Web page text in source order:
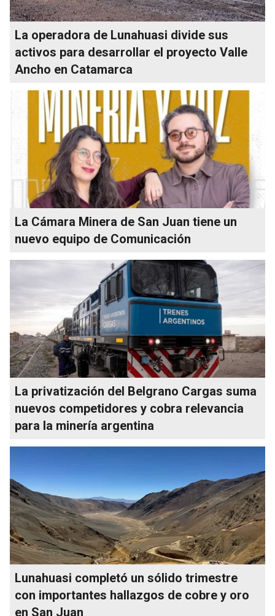
La operadora de Lunahuasi divide sus
activos para desarrollar el proyecto Valle
Ancho en Catamarca
La Cámara Minera de San Juan tiene un
nuevo equipo de Comunicación
La privatización del Belgrano Cargas suma
nuevos competidores y cobra relevancia
para la minería argentina
Lunahuasi completó un sólido trimestre
con importantes hallazgos de cobre y oro
en San Juan